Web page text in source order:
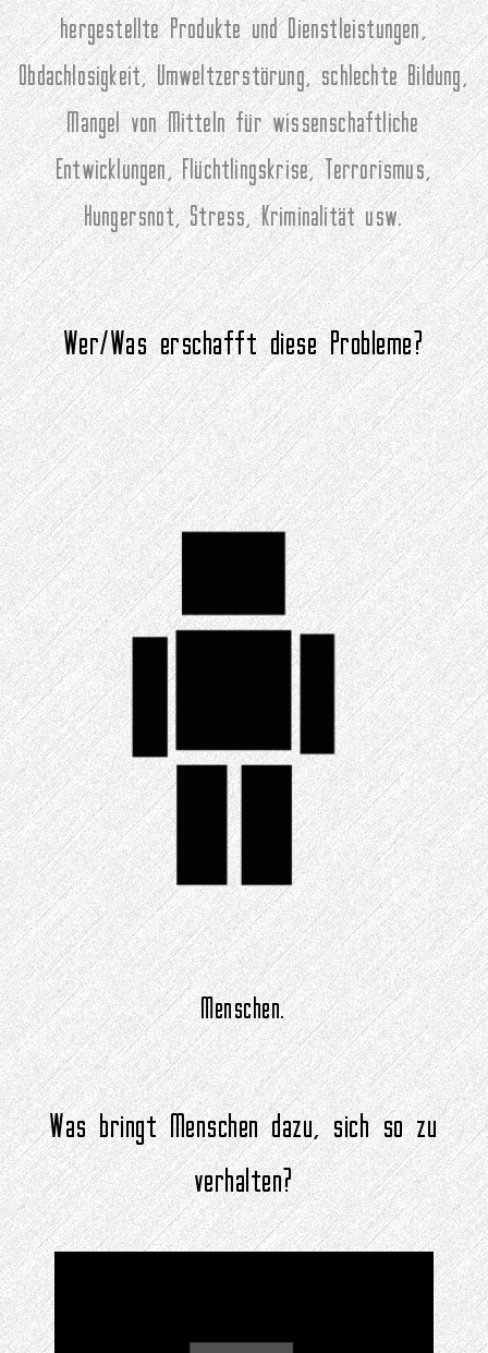
hergestellte Produkte und Dienstleistungen,
Obdachlosigkeit, Umweltzerstörung, schlechte Bildung,
Mangel von Mitteln für wissenschaftliche
Entwicklungen, Flüchtlingskrise, Terrorismus,
Hungersnot, Stress, Kriminalität usw.
Wer/Was erschafft diese Probleme?
Menschen.
Was bringt Menschen dazu, sich so zu
verhalten?